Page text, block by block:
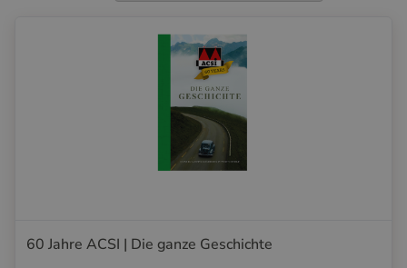
60 Jahre ACSI | Die ganze Geschichte